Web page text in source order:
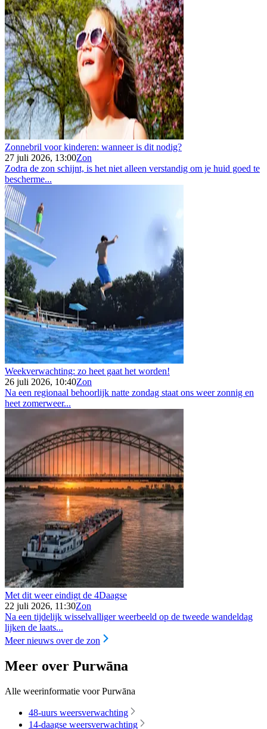
Zonnebril voor kinderen: wanneer is dit nodig?
27 juli 2026, 13:00Zon
Zodra de zon schijnt, is het niet alleen verstandig om je huid goed te
bescherme...
Weekverwachting: zo heet gaat het worden!
26 juli 2026, 10:40Zon
Na een regionaal behoorlijk natte zondag staat ons weer zonnig en
heet zomerweer...
Met dit weer eindigt de 4Daagse
22 juli 2026, 11:30Zon
Na een tijdelijk wisselvalliger weerbeeld op de tweede wandeldag
lijken de laats...
Meer nieuws over de zon
Meer over Purwāna
Alle weerinformatie voor Purwāna
48-uurs weersverwachting
14-daagse weersverwachting